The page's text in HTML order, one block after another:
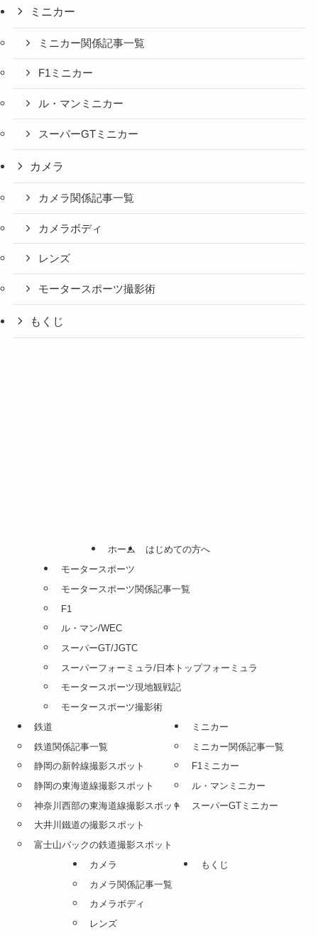
ミニカー
ミニカー関係記事一覧
F1ミニカー
ル・マンミニカー
スーパーGTミニカー
カメラ
カメラ関係記事一覧
カメラボディ
レンズ
モータースポーツ撮影術
もくじ
ホーム
はじめての方へ
モータースポーツ
モータースポーツ関係記事一覧
F1
ル・マン/WEC
スーパーGT/JGTC
スーパーフォーミュラ/日本トップフォーミュラ
モータースポーツ現地観戦記
モータースポーツ撮影術
鉄道
鉄道関係記事一覧
静岡の新幹線撮影スポット
静岡の東海道線撮影スポット
神奈川西部の東海道線撮影スポット
大井川鐵道の撮影スポット
富士山バックの鉄道撮影スポット
ミニカー
ミニカー関係記事一覧
F1ミニカー
ル・マンミニカー
スーパーGTミニカー
カメラ
カメラ関係記事一覧
カメラボディ
レンズ
もくじ